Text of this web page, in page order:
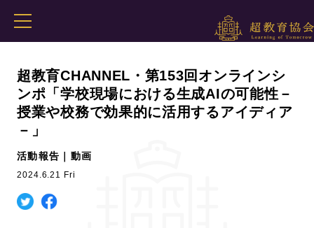
超教育CHANNEL・第153回オンラインシ
ンポ「学校現場における生成AIの可能性－
授業や校務で効果的に活用するアイディア
－」
活動報告｜動画
2024.6.21 Fri